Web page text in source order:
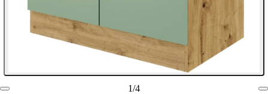
1/4